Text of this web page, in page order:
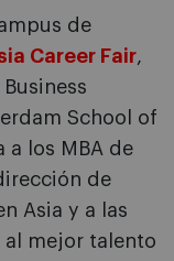
de
Career Fair,
School of
a los MBA de
de
Asia y a las
al mejor talento